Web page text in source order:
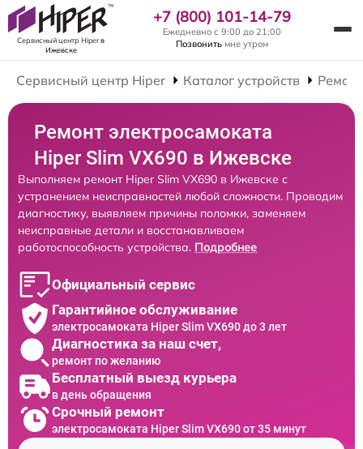
Сервисный центр Hiperв
Ижевске
+7 (800) 101-14-79
Ежедневно с 9:00 до 21:00
Позвонить мне утром
Сервисный центр Hiper Каталог устройств
Ремонт электросамоката
Hiper Slim VX690 в Ижевске
Выполняем ремонт Hiper Slim VX690 в Ижевске с
устранением неисправностей любой сложности. Проводим
диагностику, выявляем причины поломки, заменяем
неисправные детали и восстанавливаем
работоспособность устройства. Подробнее
Официальный сервис
Гарантийное обслуживание
электросамоката Hiper Slim VX690 до 3 лет
Диагностика за наш счет,
ремонт по желанию
Бесплатный выезд курьера
в день обращения
Срочный ремонт
электросамоката Hiper Slim VX690 от 35 минут